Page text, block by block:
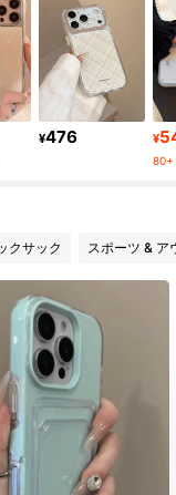
¥476 ¥
80+
クサック スポーツ & ア